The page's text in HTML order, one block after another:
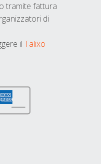
tramite fattura
di
il Talixo